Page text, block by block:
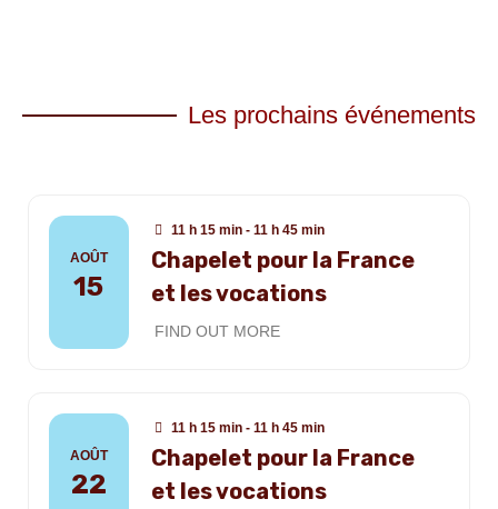
Les prochains événements
AOÛT
15
11 h 15 min - 11 h 45 min
Chapelet pour la France
et les vocations
FIND OUT MORE
AOÛT
22
11 h 15 min - 11 h 45 min
Chapelet pour la France
et les vocations